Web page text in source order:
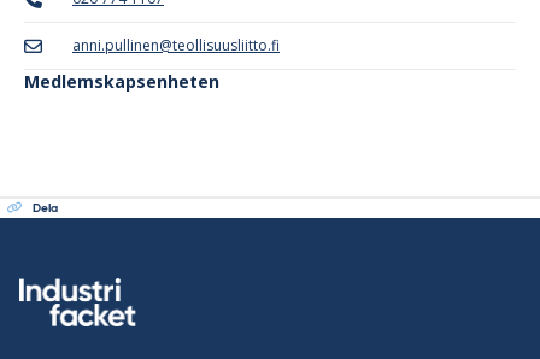
anni.pullinen@teollisuusliitto.fi
Medlemskapsenheten
Dela